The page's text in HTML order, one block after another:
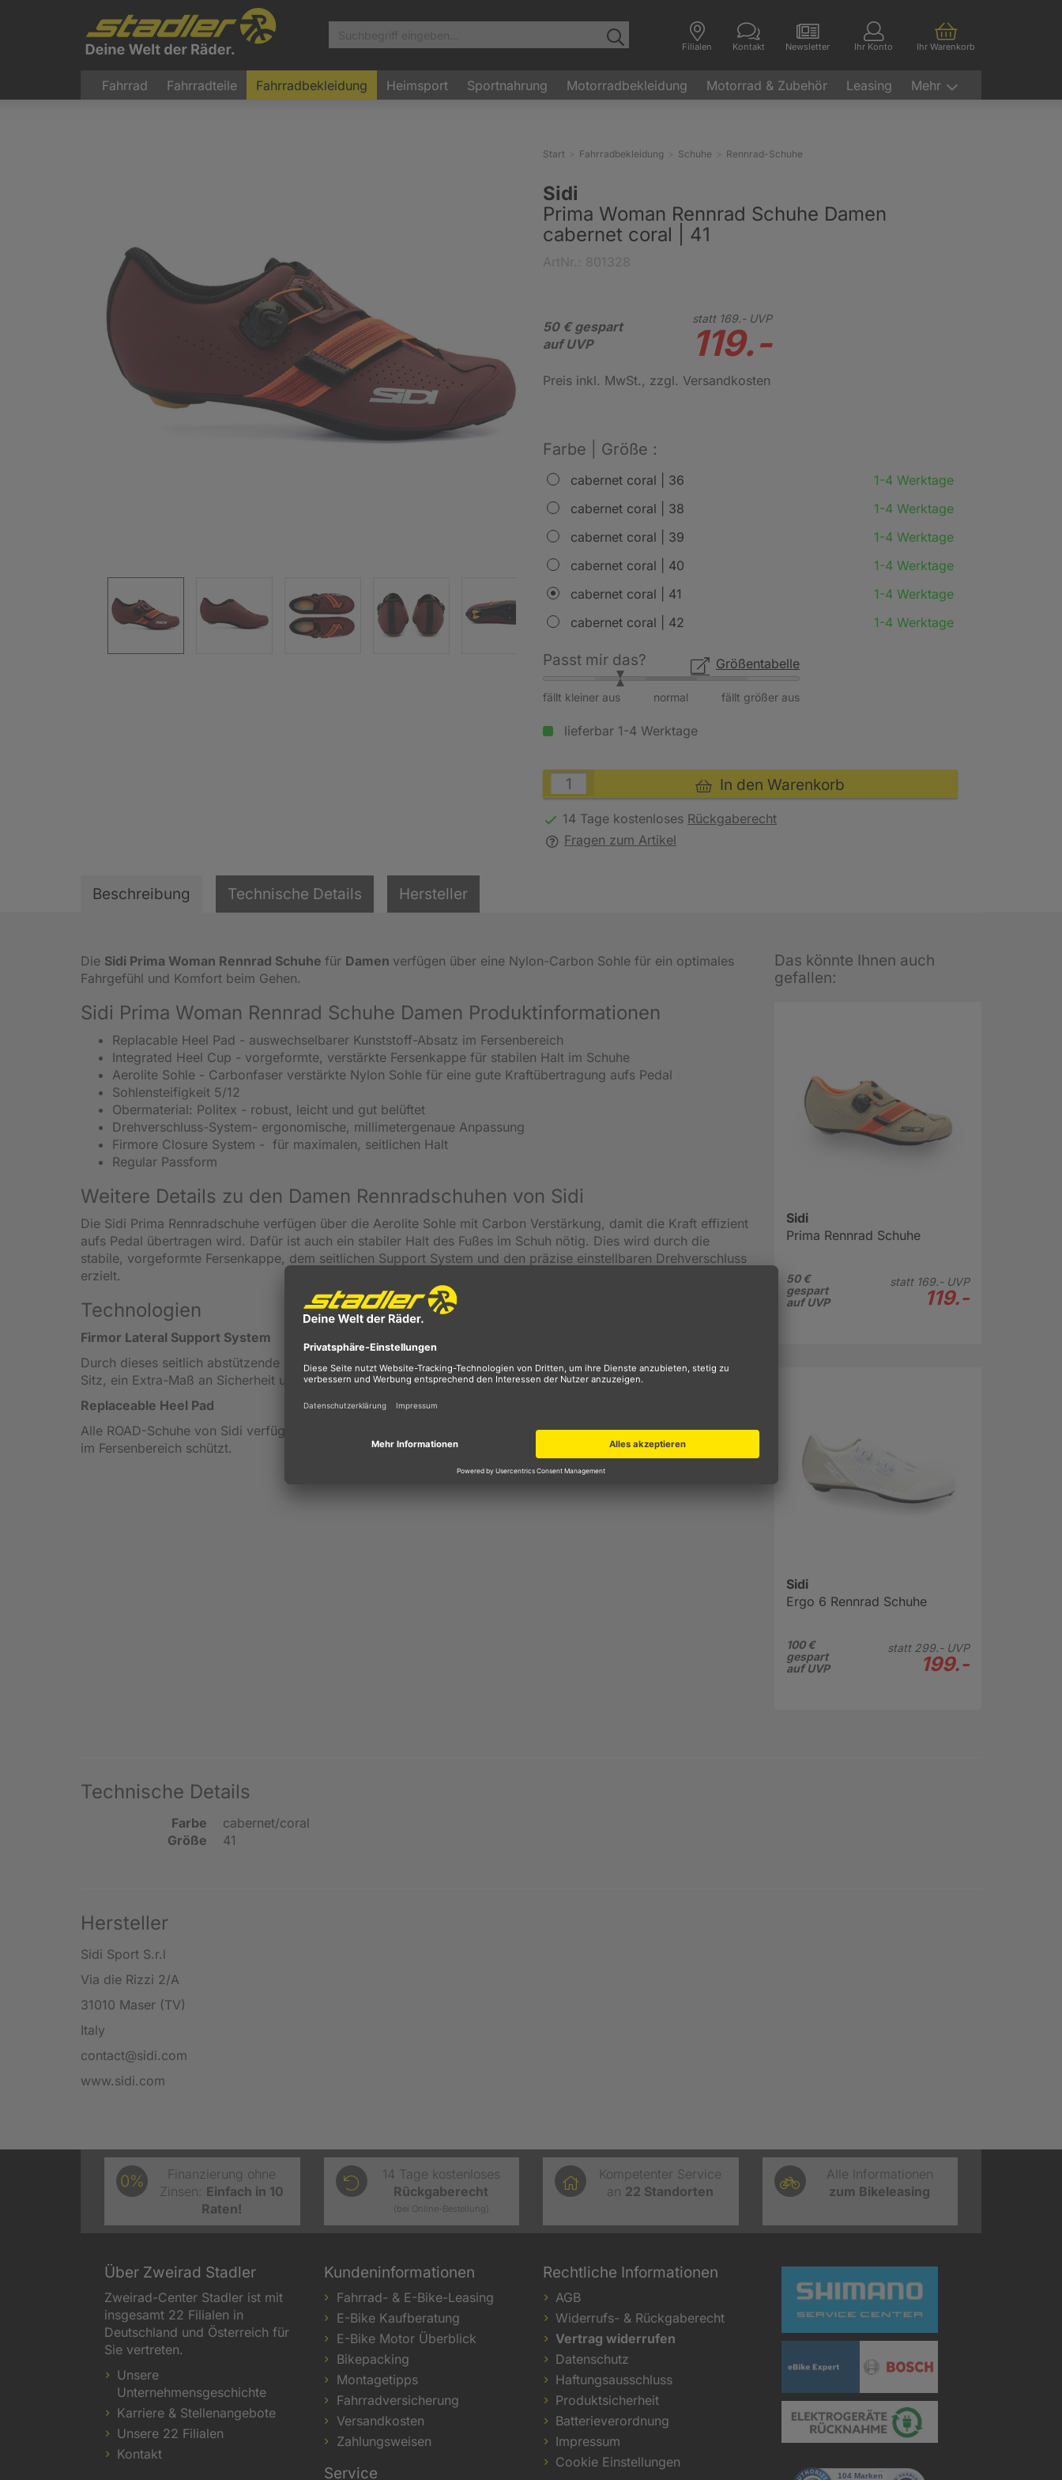
Filialen Kontakt Newsletter Ihr Konto Ihr Warenkorb
Fahrrad Fahrradteile Fahrradbekleidung Heimsport Sportnahrung Motorradbekleidung Motorrad & Zubehör Leasing Mehr
Start Fahrradbekleidung Schuhe Rennrad-Schuhe
Sidi
Prima Woman Rennrad Schuhe Damen
cabernet coral | 41
50 € gespart
auf UVP
statt 169.-UVP
119.-
Preis inkl. MwSt., zzgl. Versandkosten
Farbe | Größe :
cabernet coral | 36
1-4 Werktage
cabernet coral | 38
1-4 Werktage
cabernet coral | 39
1-4 Werktage
cabernet coral | 40
1-4 Werktage
cabernet coral | 41
1-4 Werktage
cabernet coral | 42
1-4 Werktage
Größentabelle
Passt mir das?
fällt kleiner aus fällt größer aus
normal
lieferbar 1-4 Werktage
In den Warenkorb
14 Tage kostenloses Rückgaberecht
Fragen zum Artikel
Beschreibung Technische Details Hersteller
Die Sidi Prima Woman Rennrad Schuhe für Damen verfügen über eine Nylon-Carbon Sohle für ein optimales
Fahrgefühl und Komfort beim Gehen.
Sidi Prima Woman Rennrad Schuhe Damen Produktinformationen
Replacable Heel Pad - auswechselbarer Kunststoff-Absatz im Fersenbereich
Integrated Heel Cup - vorgeformte, verstärkte Fersenkappe für stabilen Halt im Schuhe
Aerolite Sohle - Carbonfaser verstärkte Nylon Sohle für eine gute Kraftübertragung aufs Pedal
Sohlensteifigkeit 5/12
Obermaterial: Politex - robust, leicht und gut belüftet
Drehverschluss-System- ergonomische, millimetergenaue Anpassung
Firmore Closure System - für maximalen, seitlichen Halt
Regular Passform
Weitere Details zu den Damen Rennradschuhen von Sidi
Die Sidi Prima Rennradschuhe verfügen über die Aerolite Sohle mit Carbon Verstärkung, damit die Kraft effizient
aufs Pedal übertragen wird. Dafür ist auch ein stabiler Halt des Fußes im Schuh nötig. Dies wird durch die
stabile, vorgeformte Fersenkappe, dem seitlichen Support System und den präzise einstellbaren Drehverschluss
erzielt.
Technologien
Firmor Lateral Support System
Durch dieses seitlich abstützende System wird die Kraftübertragung maximiert und bietet Ihnen einen idealen
Sitz, ein Extra-Maß an Sicherheit und erhöht somit den Tragekomfort.
Replaceable Heel Pad
Alle ROAD-Schuhe von Sidi verfügen über diesen Polyurethanabsatz, der austauschbar ist und so Ihren Schuh
im Fersenbereich schützt.
Das könnte Ihnen auch
gefallen:
Sidi
Prima Rennrad Schuhe
50 €
gespart
auf UVP
statt 169.-UVP
119.-
Sidi
Ergo 6 Rennrad Schuhe
100 €
gespart
auf UVP
statt 299.-UVP
199.-
Technische Details
Farbe
cabernet/coral
Größe
41
Hersteller
Sidi Sport S.r.l
Via die Rizzi 2/A
31010 Maser (TV)
Italy
contact@sidi.com
www.sidi.com
0%
Finanzierung ohne
Zinsen: Einfach in 10
Raten!
14 Tage kostenloses
Rückgaberecht
(bei Online-Bestellung)
Kompetenter Service
an 22 Standorten
Alle Informationen
zum Bikeleasing
Über Zweirad Stadler
Zweirad-Center Stadler ist mit
insgesamt 22 Filialen in
Deutschland und Österreich für
Sie vertreten.
Unsere
Unternehmensgeschichte
Karriere & Stellenangebote
Unsere 22 Filialen
Kontakt
Kundeninformationen
Fahrrad- & E-Bike-Leasing
E-Bike Kaufberatung
E-Bike Motor Überblick
Bikepacking
Montagetipps
Fahrradversicherung
Versandkosten
Zahlungsweisen
Service
Rechtliche Informationen
AGB
Widerrufs- & Rückgaberecht
Vertrag widerrufen
Datenschutz
Haftungsausschluss
Produktsicherheit
Batterieverordnung
Impressum
Cookie Einstellungen